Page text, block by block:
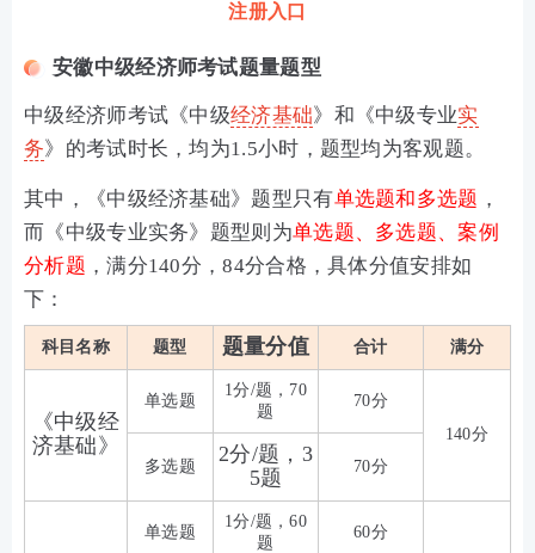
注册入口
安徽中级经济师考试题量题型
中级经济师考试《中级经济基础》和《中级专业实
务》的考试时长，均为1.5小时，题型均为客观题。
其中，《中级经济基础》题型只有单选题和多选题 ，
而《中级专业实务》题型则为单选题、多选题、案例
分析题 ，满分140分，84分合格，具体分值安排如
下：
科目名称 题型 题量分值 合计 满分
《中级经
济基础》
单选题
1分/题，70
题
70分
140分
多选题
2分/题，3
5题
70分
单选题
1分/题，60
题
60分